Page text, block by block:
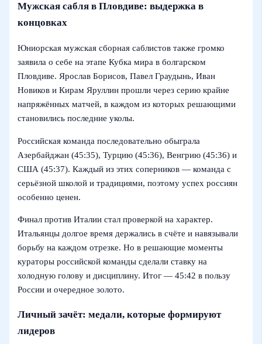
Мужская сабля в Пловдиве: выдержка в
концовках
Юниорская мужская сборная саблистов также громко
заявила о себе на этапе Кубка мира в болгарском
Пловдиве. Ярослав Борисов, Павел Граудынь, Иван
Новиков и Кирам Яруллин прошли через серию крайне
напряжённых матчей, в каждом из которых решающими
становились последние уколы.
Российская команда последовательно обыграла
Азербайджан (45:35), Турцию (45:36), Венгрию (45:36) и
США (45:37). Каждый из этих соперников — команда с
серьёзной школой и традициями, поэтому успех россиян
особенно ценен.
Финал против Италии стал проверкой на характер.
Итальянцы долгое время держались в счёте и навязывали
борьбу на каждом отрезке. Но в решающие моменты
кураторы российской команды сделали ставку на
холодную голову и дисциплину. Итог — 45:42 в пользу
России и очередное золото.
Личный зачёт: медали, которые формируют
лидеров